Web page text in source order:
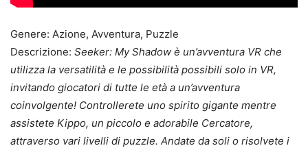
Genere: Azione, Avventura, Puzzle
Descrizione: Seeker: My Shadow è un’avventura VR che
utilizza la versatilità e le possibilità possibili solo in VR,
invitando giocatori di tutte le età a un’avventura
coinvolgente! Controllerete uno spirito gigante mentre
assistete Kippo, un piccolo e adorabile Cercatore,
attraverso vari livelli di puzzle. Andate da soli o risolvete i